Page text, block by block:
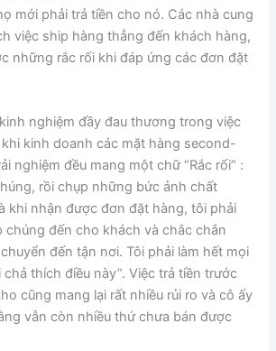
mới phải trả tiền cho nó. Các nhà cung
việc ship hàng thẳng đến khách hàng,
những rắc rối khi đáp ứng các đơn đặt
nghiệm đầy đau thương trong việc
kinh doanh các mặt hàng second-
nghiệm đều mang một chữ “Rắc rối” :
rồi chụp những bức ảnh chất
khi nhận được đơn đặt hàng, tôi phải
chúng đến cho khách và chắc chắn
đến tận nơi. Tôi phải làm hết mọi
thích điều này”. Việc trả tiền trước
cũng mang lại rất nhiều rủi ro và cô ấy
vẫn còn nhiều thứ chưa bán được